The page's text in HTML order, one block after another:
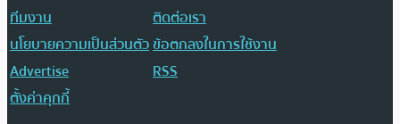
ทีมงาน
ติดต่อเรา
นโยบายความเป็นส่วนตัวข้อตกลงในการใช้งาน
Advertise
RSS
ตั้งค่าคุกกี้